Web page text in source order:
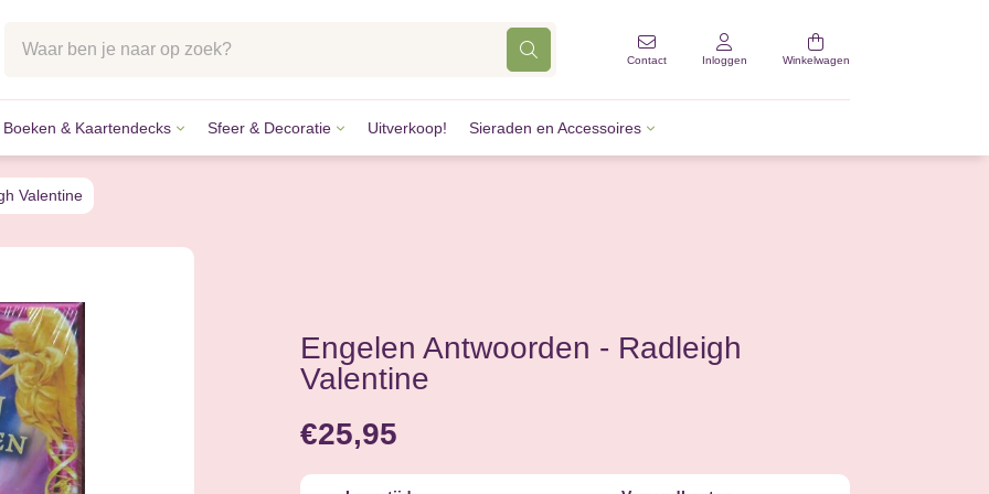
Contact Inloggen Winkelwagen
Boeken & Kaartendecks Sfeer & Decoratie
& Accessoires
Uitverkoop! Sieraden en Accessoires
Valentine
Engelen Antwoorden - Radleigh
Valentine
€25,95